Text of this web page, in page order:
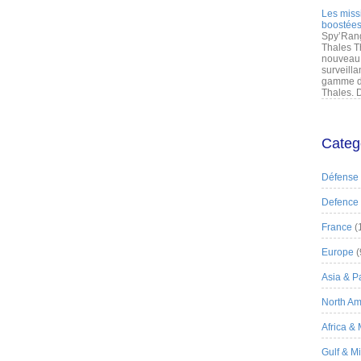
Les
Thales
gamme
Thales.
Défense
Defence
France
Europe
Asia &
North
Africa &
Gulf &